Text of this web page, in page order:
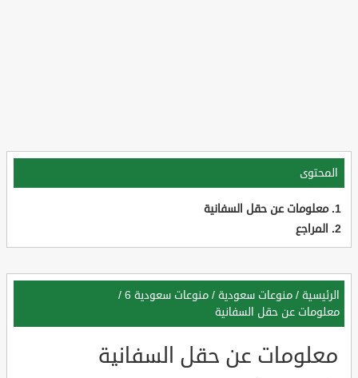
المحتوى
معلومات عن حقل السفانية
المراجع
الرئيسية / منوعات سعودية / منوعات سعودية 6
/
معلومات عن حقل السفانية
معلومات عن حقل السفانية